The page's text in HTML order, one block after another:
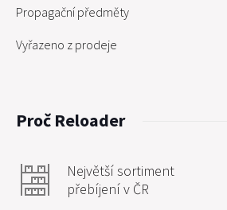
Propagační předměty
Vyřazeno z prodeje
Proč Reloader
Největší sortiment
přebíjení v ČR